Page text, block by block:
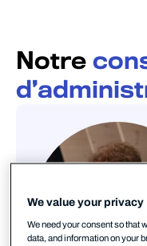
Notre
We value your privacy
We need your consent so that
data, and information on your